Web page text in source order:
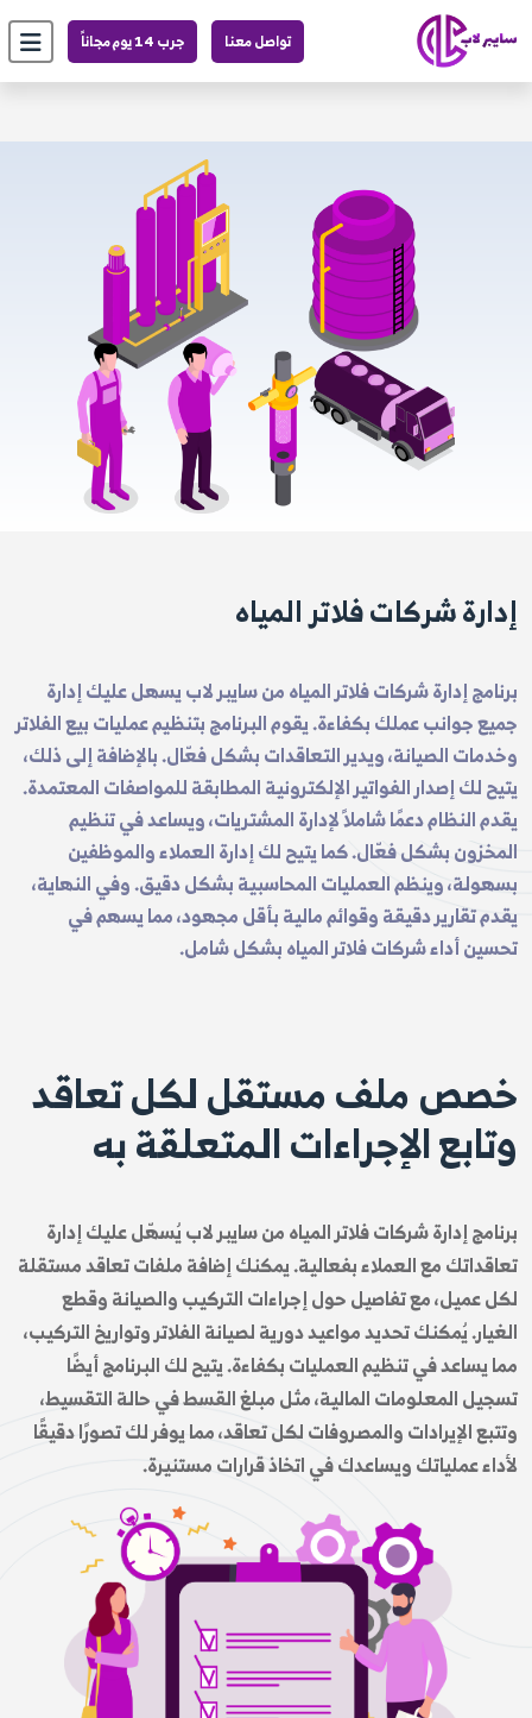
تواصل معنا جرب 14 يوم مجاناً
إدارة شركات فلاتر المياه
برنامج إدارة شركات فلاتر المياه من سايبر لاب يسهل عليك إدارة
جميع جوانب عملك بكفاءة. يقوم البرنامج بتنظيم عمليات بيع الفلاتر
وخدمات الصيانة، ويدير التعاقدات بشكل فعّال. بالإضافة إلى ذلك،
يتيح لك إصدار الفواتير الإلكترونية المطابقة للمواصفات المعتمدة.
يقدم النظام دعمًا شاملاً لإدارة المشتريات، ويساعد في تنظيم
المخزون بشكل فعّال. كما يتيح لك إدارة العملاء والموظفين
بسهولة، وينظم العمليات المحاسبية بشكل دقيق. وفي النهاية،
يقدم تقارير دقيقة وقوائم مالية بأقل مجهود، مما يسهم في
تحسين أداء شركات فلاتر المياه بشكل شامل.
خصص ملف مستقل لكل تعاقد
وتابع الإجراءات المتعلقة به
برنامج إدارة شركات فلاتر المياه من سايبر لاب يُسهّل عليك إدارة
تعاقداتك مع العملاء بفعالية. يمكنك إضافة ملفات تعاقد مستقلة
لكل عميل، مع تفاصيل حول إجراءات التركيب والصيانة وقطع
الغيار. يُمكنك تحديد مواعيد دورية لصيانة الفلاتر وتواريخ التركيب،
مما يساعد في تنظيم العمليات بكفاءة. يتيح لك البرنامج أيضًا
تسجيل المعلومات المالية، مثل مبلغ القسط في حالة التقسيط،
وتتبع الإيرادات والمصروفات لكل تعاقد، مما يوفر لك تصورًا دقيقًا
لأداء عملياتك ويساعدك في اتخاذ قرارات مستنيرة.